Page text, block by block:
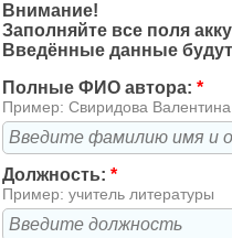
Внимание!
Заполняйте все поля
Введённые данные
Полные ФИО автора: *
Пример: Свиридова
Должность: *
Пример: учитель литературы